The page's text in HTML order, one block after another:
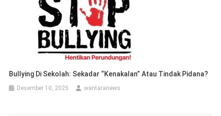
Bullying Di Sekolah: Sekadar “Kenakalan” Atau Tindak Pidana?
Desember 10, 2025 wantaranews